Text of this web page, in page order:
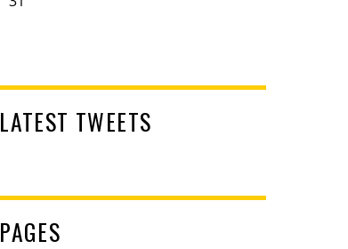
LATEST TWEETS
PAGES